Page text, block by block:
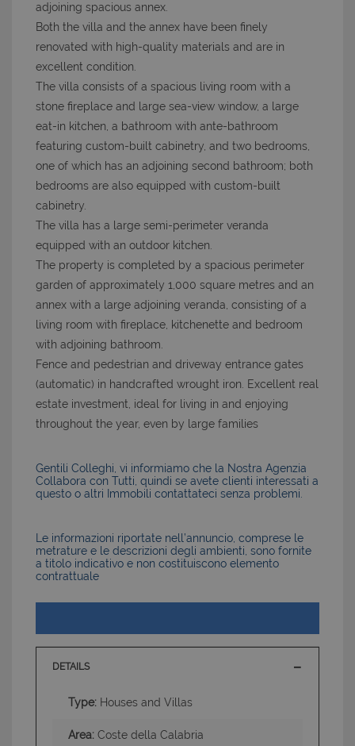
adjoining spacious annex.
Both the villa and the annex have been finely
renovated with high-quality materials and are in
excellent condition.
The villa consists of a spacious living room with a
stone fireplace and large sea-view window, a large
eat-in kitchen, a bathroom with ante-bathroom
featuring custom-built cabinetry, and two bedrooms,
one of which has an adjoining second bathroom; both
bedrooms are also equipped with custom-built
cabinetry.
The villa has a large semi-perimeter veranda
equipped with an outdoor kitchen.
The property is completed by a spacious perimeter
garden of approximately 1,000 square metres and an
annex with a large adjoining veranda, consisting of a
living room with fireplace, kitchenette and bedroom
with adjoining bathroom.
Fence and pedestrian and driveway entrance gates
(automatic) in handcrafted wrought iron. Excellent real
estate investment, ideal for living in and enjoying
throughout the year, even by large families
Gentili Colleghi, vi informiamo che la Nostra Agenzia
Collabora con Tutti, quindi se avete clienti interessati a
questo o altri Immobili contattateci senza problemi.
Le informazioni riportate nell’annuncio, comprese le
metrature e le descrizioni degli ambienti, sono fornite
a titolo indicativo e non costituiscono elemento
contrattuale
DETAILS
Type: Houses and Villas
Area: Coste della Calabria